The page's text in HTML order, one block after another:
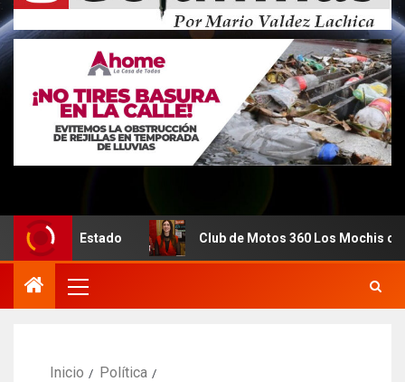
Club de Motos 360 Los Mochis celebra 7mo.
Inicio
Política